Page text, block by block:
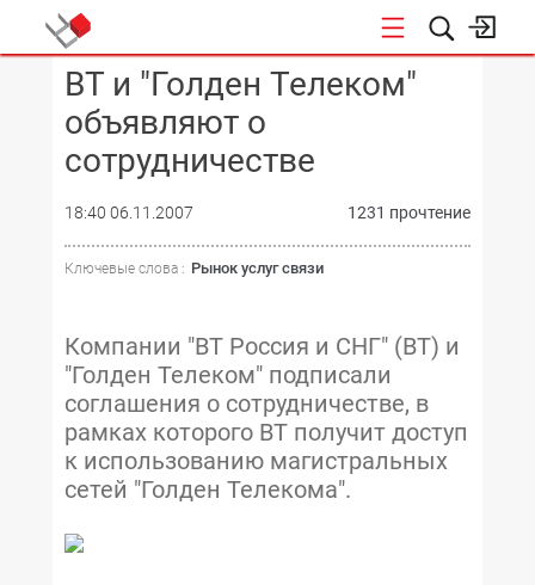
КОНФЕРЕНЦИИ
BT и "Голден Телеком"
объявляют о
сотрудничестве
18:40 06.11.2007 1231 прочтение
Ключевые слова : Рынок услуг связи
Компании "ВТ Россия и СНГ" (BT) и
"Голден Телеком" подписали
соглашения о сотрудничестве, в
рамках которого ВТ получит доступ
к использованию магистральных
сетей "Голден Телекома".